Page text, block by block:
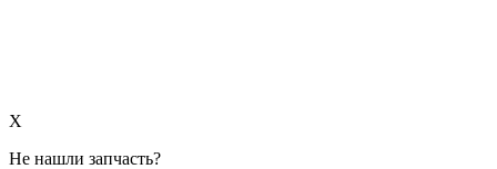
X
Не нашли запчасть?